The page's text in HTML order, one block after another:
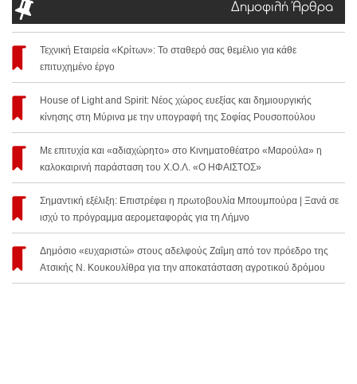
Δημοφιλή Άρθρα
Τεχνική Εταιρεία «Κρίτων»: Το σταθερό σας θεμέλιο για κάθε
επιτυχημένο έργο
House of Light and Spirit: Νέος χώρος ευεξίας και δημιουργικής
κίνησης στη Μύρινα με την υπογραφή της Σοφίας Ρουσοπούλου
Με επιτυχία και «αδιαχώρητο» στο Κινηματοθέατρο «Μαρούλα» η
καλοκαιρινή παράσταση του Χ.Ο.Λ. «Ο ΗΦΑΙΣΤΟΣ»
Σημαντική εξέλιξη: Επιστρέφει η πρωτοβουλία Μπουμπούρα | Ξανά σε
ισχύ το πρόγραμμα αερομεταφοράς για τη Λήμνο
Δημόσιο «ευχαριστώ» στους αδελφούς Ζαΐμη από τον πρόεδρο της
Ατσικής Ν. Κουκουλίθρα για την αποκατάσταση αγροτικού δρόμου